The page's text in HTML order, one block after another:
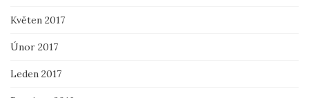
Květen 2017
Únor 2017
Leden 2017